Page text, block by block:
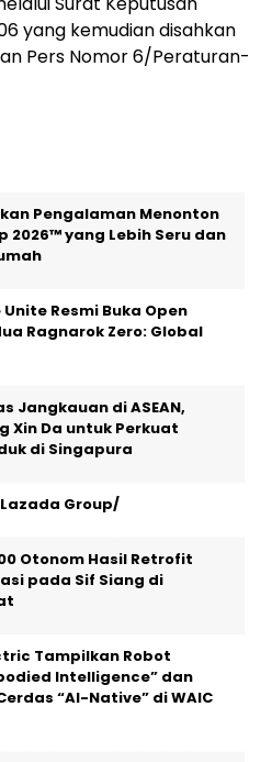
yang kemudian disahkan
Pers Nomor 6/Peraturan-
Pengalaman Menonton
2026™ yang Lebih Seru dan
Resmi Buka Open
Ragnarok Zero: Global
Jangkauan di ASEAN,
Xin Da untuk Perkuat
di Singapura
Lazada Group/
Otonom Hasil Retrofit
pada Sif Siang di
Tampilkan Robot
Intelligence” dan
“AI-Native” di WAIC